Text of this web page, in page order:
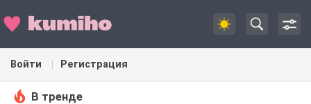
Войти Регистрация
В тренде